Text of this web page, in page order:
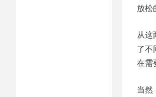
放松
从这
了不
在需
当然